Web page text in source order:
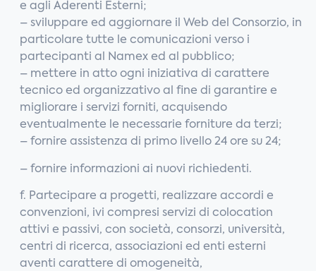
e agli Aderenti Esterni;
– sviluppare ed aggiornare il Web del Consorzio, in
particolare tutte le comunicazioni verso i
partecipanti al Namex ed al pubblico;
– mettere in atto ogni iniziativa di carattere
tecnico ed organizzativo al fine di garantire e
migliorare i servizi forniti, acquisendo
eventualmente le necessarie forniture da terzi;
– fornire assistenza di primo livello 24 ore su 24;
– fornire informazioni ai nuovi richiedenti.
f. Partecipare a progetti, realizzare accordi e
convenzioni, ivi compresi servizi di colocation
attivi e passivi, con società, consorzi, università,
centri di ricerca, associazioni ed enti esterni
aventi carattere di omogeneità,